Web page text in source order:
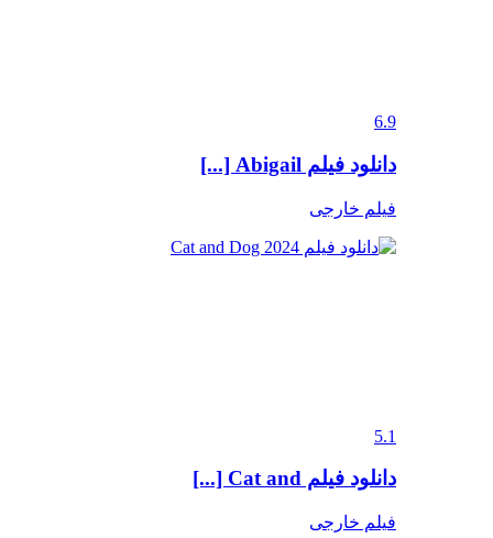
6.9
دانلود فیلم Abigail [...]
فیلم خارجی
5.1
دانلود فیلم Cat and [...]
فیلم خارجی